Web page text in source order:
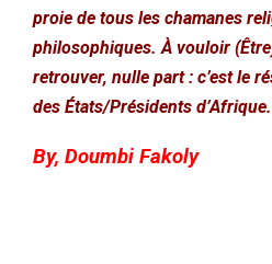
proie de tous les chamanes
philosophiques. À vouloir
retrouver, nulle part : c’est le
des États/Présidents d’Afrique.
By, Doumbi Fakoly